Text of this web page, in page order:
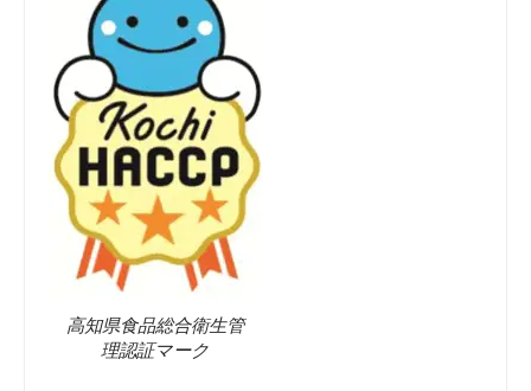
高知県食品総合衛生管
理認証マーク